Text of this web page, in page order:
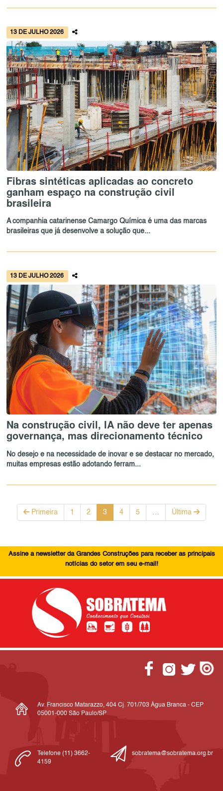
13 DE JULHO 2026
Fibras sintéticas aplicadas ao concreto
ganham espaço na construção civil
brasileira
A companhia catarinense Camargo Química é uma das marcas
brasileiras que já desenvolve a solução que...
13 DE JULHO 2026
Na construção civil, IA não deve ter apenas
governança, mas direcionamento técnico
No desejo e na necessidade de inovar e se destacar no mercado,
muitas empresas estão adotando ferram...
Primeira 1 2 3 4 5 … Última
Assine a newsletter da Grandes Construções para receber as principais
notícias do setor em seu e-mail!
Av. Francisco Matarazzo, 404 Cj. 701/703 Água Branca - CEP
05001-000 São Paulo/SP
Telefone (11) 3662-
4159
sobratema@sobratema.org.br